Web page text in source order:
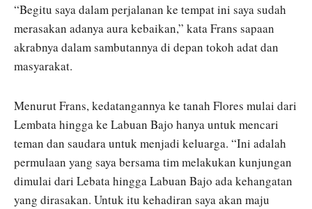
“Begitu saya dalam perjalanan ke tempat ini saya sudah
merasakan adanya aura kebaikan,” kata Frans sapaan
akrabnya dalam sambutannya di depan tokoh adat dan
masyarakat.
Menurut Frans, kedatangannya ke tanah Flores mulai dari
Lembata hingga ke Labuan Bajo hanya untuk mencari
teman dan saudara untuk menjadi keluarga. “Ini adalah
permulaan yang saya bersama tim melakukan kunjungan
dimulai dari Lebata hingga Labuan Bajo ada kehangatan
yang dirasakan. Untuk itu kehadiran saya akan maju